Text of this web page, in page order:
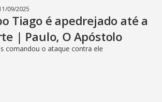
09/2025
Tiago é apedrejado até a
| Paulo, O Apóstolo
comandou o ataque contra ele